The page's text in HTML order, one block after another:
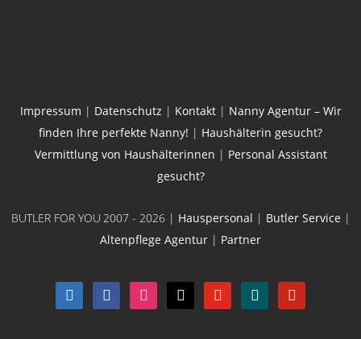
Impressum | Datenschutz | Kontakt| Nanny Agentur – Wir
finden Ihre perfekte Nanny! | Haushälterin gesucht?
Vermittlung von Haushälterinnen | Personal Assistant
gesucht?
BUTLER FOR YOU 2007 - 2026 | Hauspersonal | Butler Service |
Altenpflege Agentur | Partner
linkedin facebook instagram youtube xing pinterest